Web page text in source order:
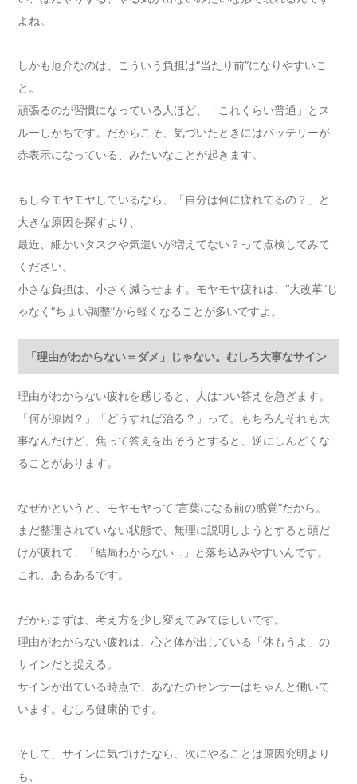
よね。
しかも厄介なのは、こういう負担は“当たり前”になりやすいこ
と。
頑張るのが習慣になっている人ほど、「これくらい普通」とス
ルーしがちです。だからこそ、気づいたときにはバッテリーが
赤表示になっている、みたいなことが起きます。
もし今モヤモヤしているなら、「自分は何に疲れてるの？」と
大きな原因を探すより、
最近、細かいタスクや気遣いが増えてない？って点検してみて
ください。
小さな負担は、小さく減らせます。モヤモヤ疲れは、“大改革”じ
ゃなく“ちょい調整”から軽くなることが多いですよ。
「理由がわからない＝ダメ」じゃない。むしろ大事なサイン
理由がわからない疲れを感じると、人はつい答えを急ぎます。
「何が原因？」「どうすれば治る？」って。もちろんそれも大
事なんだけど、焦って答えを出そうとすると、逆にしんどくな
ることがあります。
なぜかというと、モヤモヤって“言葉になる前の感覚”だから。
まだ整理されていない状態で、無理に説明しようとすると頭だ
けが疲れて、「結局わからない…」と落ち込みやすいんです。
これ、あるあるです。
だからまずは、考え方を少し変えてみてほしいです。
理由がわからない疲れは、心と体が出している「休もうよ」の
サインだと捉える。
サインが出ている時点で、あなたのセンサーはちゃんと働いて
います。むしろ健康的です。
そして、サインに気づけたなら、次にやることは原因究明より
も、